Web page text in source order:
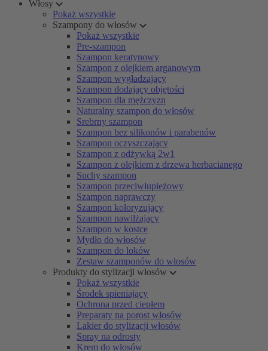
Włosy
Pokaż wszystkie
Szampony do włosów
Pokaż wszystkie
Pre-szampon
Szampon keratynowy
Szampon z olejkiem arganowym
Szampon wygładzający
Szampon dodający objętości
Szampon dla mężczyzn
Naturalny szampon do włosów
Srebrny szampon
Szampon bez silikonów i parabenów
Szampon oczyszczający
Szampon z odżywką 2w1
Szampon z olejkiem z drzewa herbacianego
Suchy szampon
Szampon przeciwłupieżowy
Szampon naprawczy
Szampon koloryzujący
Szampon nawilżający
Szampon w kostce
Mydło do włosów
Szampon do loków
Zestaw szamponów do włosów
Produkty do stylizacji włosów
Pokaż wszystkie
Środek spieniający
Ochrona przed ciepłem
Preparaty na porost włosów
Lakier do stylizacji włosów
Spray na odrosty
Krem do włosów